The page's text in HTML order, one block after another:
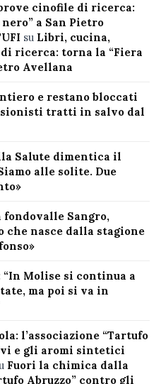
cinofile di ricerca:
a San Pietro
su Libri, cucina,
ricerca: torna la “Fiera
Avellana
e restano bloccati
tratti in salvo dal
Salute dimentica il
alle solite. Due
Sangro,
che nasce dalla stagione
“In Molise si continua a
ma poi si va in
l’associazione “Tartufo
e gli aromi sintetici
Fuori la chimica dalla
Abruzzo” contro gli